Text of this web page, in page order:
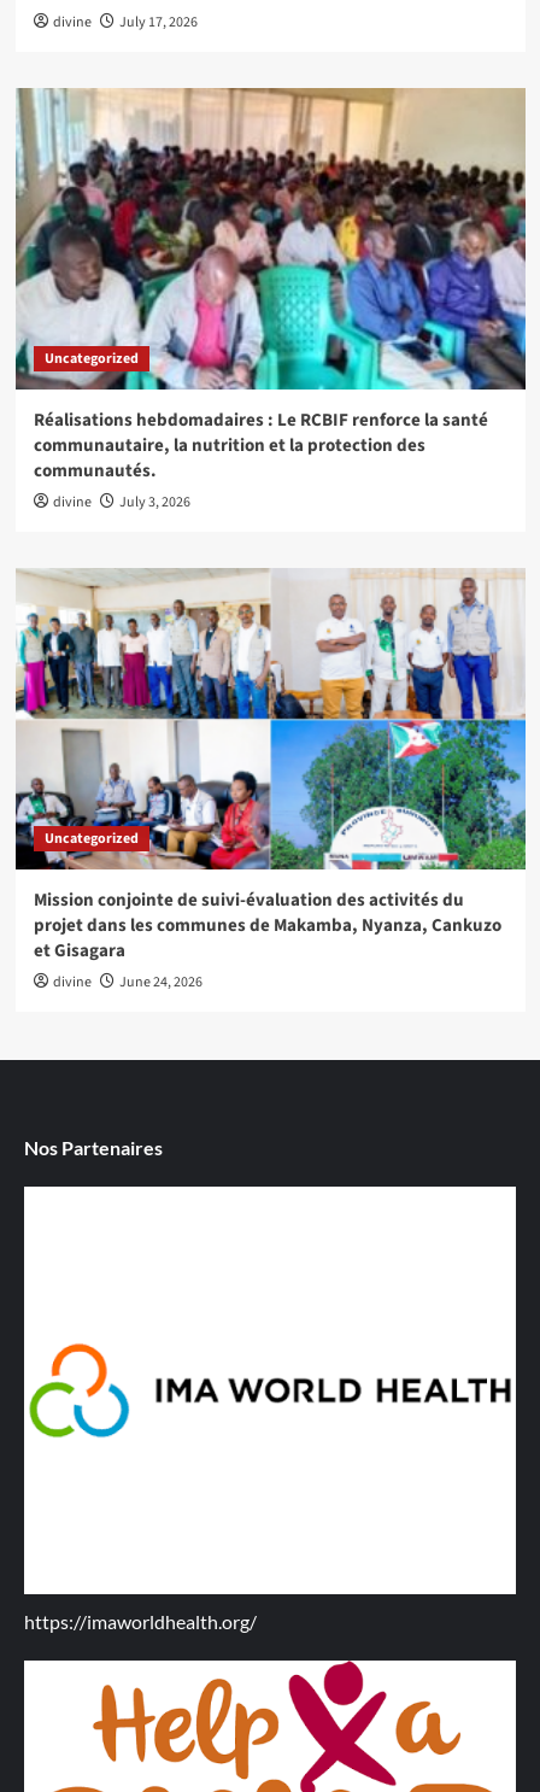
divine July 17, 2026
Uncategorized
Réalisations hebdomadaires : Le RCBIF renforce la santé
communautaire, la nutrition et la protection des
communautés.
divine July 3, 2026
Uncategorized
Mission conjointe de suivi-évaluation des activités du
projet dans les communes de Makamba, Nyanza, Cankuzo
et Gisagara
divine June 24, 2026
Nos Partenaires
https://imaworldhealth.org/